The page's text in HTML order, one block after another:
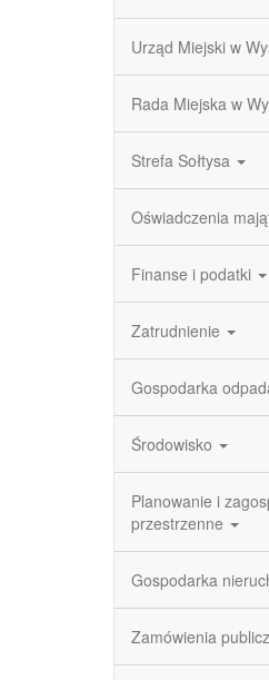
Urząd Miejski w
Rada Miejska w
Strefa Sołtysa
Oświadczenia
Finanse i podatki
Zatrudnienie
Gospodarka
Środowisko
Planowanie i
przestrzenne
Gospodarka
Zamówienia